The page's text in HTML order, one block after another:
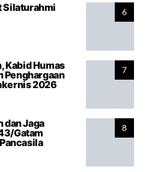
6
Silaturahmi
7
Kabid Humas
Penghargaan
2026
8
dan Jaga
Gatam